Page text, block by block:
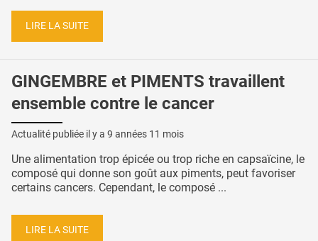
LIRE LA SUITE
GINGEMBRE et PIMENTS travaillent
ensemble contre le cancer
Actualité publiée il y a 9 années 11 mois
Une alimentation trop épicée ou trop riche en capsaïcine, le
composé qui donne son goût aux piments, peut favoriser
certains cancers. Cependant, le composé ...
LIRE LA SUITE